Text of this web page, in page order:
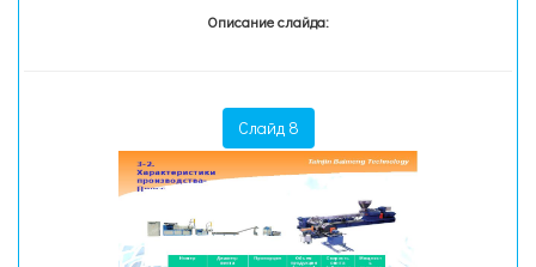
Описание слайда:
Слайд 8